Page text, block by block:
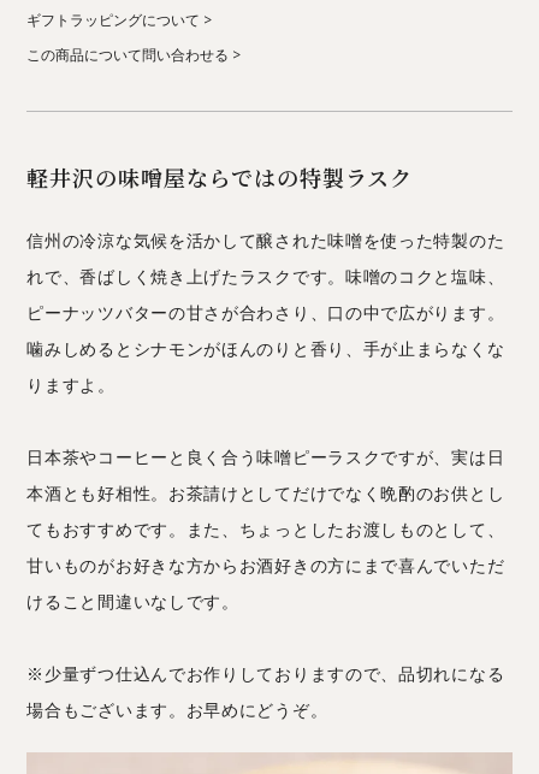
ギフトラッピングについて
この商品について問い合わせる
軽井沢の味噌屋ならではの特製ラスク
信州の冷涼な気候を活かして醸された味噌を使った特製のた
れで、香ばしく焼き上げたラスクです。味噌のコクと塩味、
ピーナッツバターの甘さが合わさり、口の中で広がります。
噛みしめるとシナモンがほんのりと香り、手が止まらなくな
りますよ。
日本茶やコーヒーと良く合う味噌ピーラスクですが、実は日
本酒とも好相性。お茶請けとしてだけでなく晩酌のお供とし
てもおすすめです。また、ちょっとしたお渡しものとして、
甘いものがお好きな方からお酒好きの方にまで喜んでいただ
けること間違いなしです。
※少量ずつ仕込んでお作りしておりますので、品切れになる
場合もございます。お早めにどうぞ。